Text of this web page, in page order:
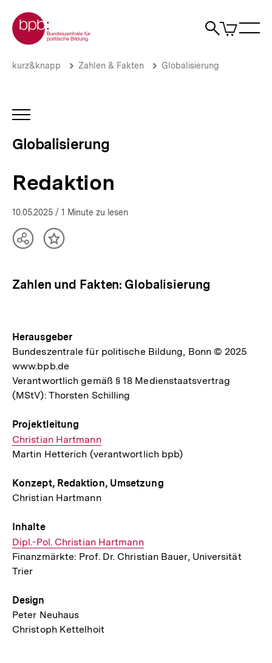
zum
Seiteninhalt
springen
Zur Startseite der bpb
Suche
Artikel
im
Redaktion
bpb.de
Brotkrümelnavigation
Pfadnavigation
kurz&knapp Zahlen & Fakten Globalisierung
INHALTSNAVIGATION
Globalisierung
Redaktion
10.05.2025 / 1 Minute zu lesen
TeilenInhalt
Zahlen und Fakten: Globalisierung
Herausgeber
Bundeszentrale für politische Bildung, Bonn © 2025
www.bpb.de
Verantwortlich gemäß § 18 Medienstaatsvertrag
(MStV): Thorsten Schilling
Projektleitung
E-
Mail
Christian Hartmann
Martin Hetterich (verantwortlich bpb)
Konzept, Redaktion, Umsetzung
Christian Hartmann
Inhalte
E-
Mail
Link:
Dipl.-Pol. Christian Hartmann
Finanzmärkte: Prof. Dr. Christian Bauer, Universität
Trier
Design
Peter Neuhaus
Christoph Kettelhoit